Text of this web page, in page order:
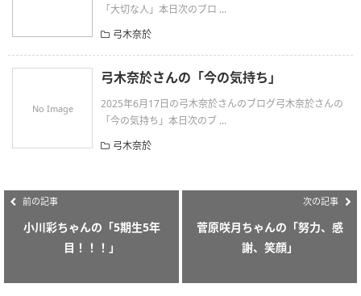
「大切な人」本日次のブロ ...
弓木奈於
No Image
弓木奈於さんの「今の気持ち」
2025年6月17日の弓木奈於さんのブログ弓木奈於さんの
「今の気持ち」本日次のブ ...
弓木奈於
前の記事
小川彩ちゃんの「5期生5年
目！！！」
次の記事
菅原咲月ちゃんの「努力、感
謝、笑顔」